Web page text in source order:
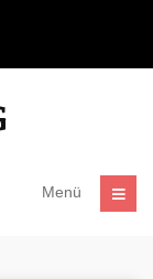
Menü